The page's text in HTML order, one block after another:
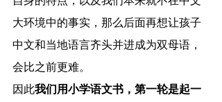
大环境中的事实，那么后面再想让孩子
中文和当地语言齐头并进成为双母语，
会比之前更难。
因此我们用小学语文书，第一轮是起一